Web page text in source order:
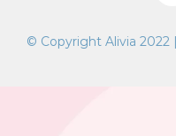
© Copyright Alivia 2022